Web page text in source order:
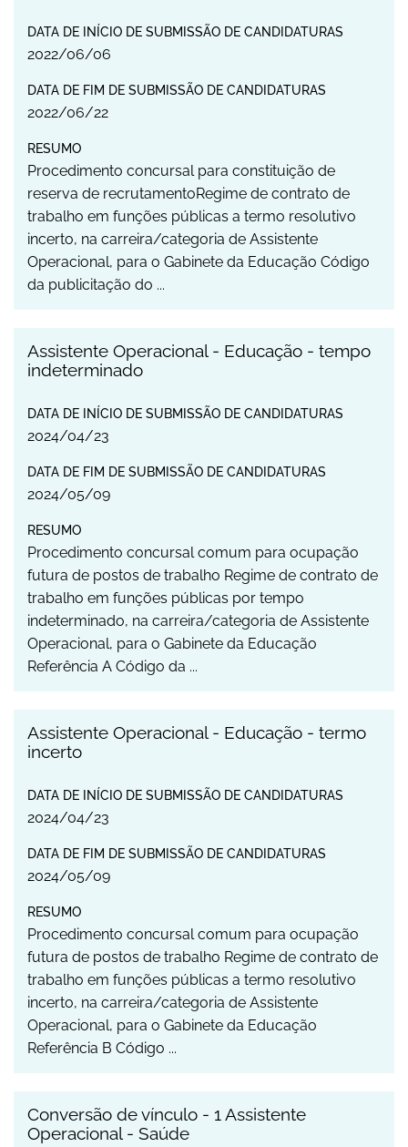
DATA DE INÍCIO DE SUBMISSÃO DE CANDIDATURAS
2022/06/06
DATA DE FIM DE SUBMISSÃO DE CANDIDATURAS
2022/06/22
RESUMO
Procedimento concursal para constituição de
reserva de recrutamentoRegime de contrato de
trabalho em funções públicas a termo resolutivo
incerto, na carreira/categoria de Assistente
Operacional, para o Gabinete da Educação Código
da publicitação do ...
Assistente Operacional - Educação - tempo
indeterminado
DATA DE INÍCIO DE SUBMISSÃO DE CANDIDATURAS
2024/04/23
DATA DE FIM DE SUBMISSÃO DE CANDIDATURAS
2024/05/09
RESUMO
Procedimento concursal comum para ocupação
futura de postos de trabalho Regime de contrato de
trabalho em funções públicas por tempo
indeterminado, na carreira/categoria de Assistente
Operacional, para o Gabinete da Educação
Referência A Código da ...
Assistente Operacional - Educação - termo
incerto
DATA DE INÍCIO DE SUBMISSÃO DE CANDIDATURAS
2024/04/23
DATA DE FIM DE SUBMISSÃO DE CANDIDATURAS
2024/05/09
RESUMO
Procedimento concursal comum para ocupação
futura de postos de trabalho Regime de contrato de
trabalho em funções públicas a termo resolutivo
incerto, na carreira/categoria de Assistente
Operacional, para o Gabinete da Educação
Referência B Código ...
Conversão de vínculo - 1 Assistente
Operacional - Saúde